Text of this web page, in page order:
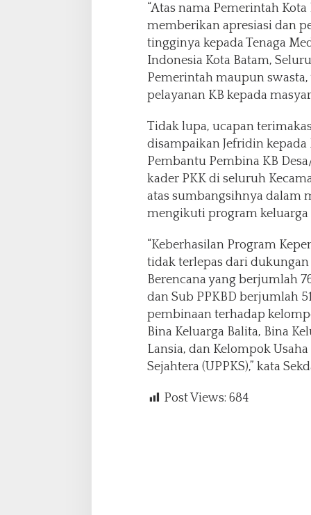
“Atas nama Pemerintah
memberikan apresiasi dan
tingginya kepada Tenaga
Indonesia Kota Batam,
Pemerintah maupun
pelayanan KB kepada
Tidak lupa, ucapan
disampaikan Jefridin kepada
Pembantu Pembina KB
kader PKK di seluruh
atas sumbangsihnya dalam
mengikuti program keluarga
“Keberhasilan Program
tidak terlepas dari dukungan
Berencana yang berjumlah
dan Sub PPKBD berjumlah
pembinaan terhadap
Bina Keluarga Balita, Bina
Lansia, dan Kelompok
Sejahtera (UPPKS),” kata
Post Views: 684